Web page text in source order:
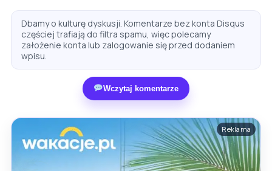
Dbamy o kulturę dyskusji. Komentarze bez konta Disqus
częściej trafiają do filtra spamu, więc polecamy
założenie konta lub zalogowanie się przed dodaniem
wpisu.
Wczytaj komentarze
Reklama